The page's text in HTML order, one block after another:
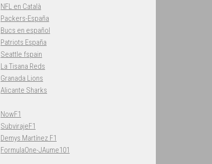
NFL en Català
Packers-España
Bucs en español
Patriots España
Seattle fspain
La Tisana Reds
Granada Lions
Alicante Sharks
NowF1
SubvirajeF1
Demys Martínez F1
FormulaOne-JAume101